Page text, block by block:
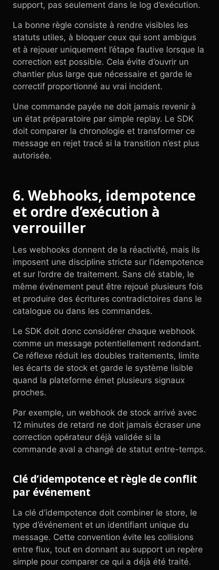
support, pas seulement dans le log d’exécution.
La bonne règle consiste à rendre visibles les
statuts utiles, à bloquer ceux qui sont ambigus
et à rejouer uniquement l’étape fautive lorsque la
correction est possible. Cela évite d’ouvrir un
chantier plus large que nécessaire et garde le
correctif proportionné au vrai incident.
Une commande payée ne doit jamais revenir à
un état préparatoire par simple replay. Le SDK
doit comparer la chronologie et transformer ce
message en rejet tracé si la transition n’est plus
autorisée.
6. Webhooks, idempotence
et ordre d’exécution à
verrouiller
Les webhooks donnent de la réactivité, mais ils
imposent une discipline stricte sur l’idempotence
et sur l’ordre de traitement. Sans clé stable, le
même événement peut être rejoué plusieurs fois
et produire des écritures contradictoires dans le
catalogue ou dans les commandes.
Le SDK doit donc considérer chaque webhook
comme un message potentiellement redondant.
Ce réflexe réduit les doubles traitements, limite
les écarts de stock et garde le système lisible
quand la plateforme émet plusieurs signaux
proches.
Par exemple, un webhook de stock arrivé avec
12 minutes de retard ne doit jamais écraser une
correction opérateur déjà validée si la
commande aval a changé de statut entre-temps.
Clé d’idempotence et règle de conflit
par événement
La clé d’idempotence doit combiner le store, le
type d’événement et un identifiant unique du
message. Cette convention évite les collisions
entre flux, tout en donnant au support un repère
simple pour comparer ce qui a déjà été traité.